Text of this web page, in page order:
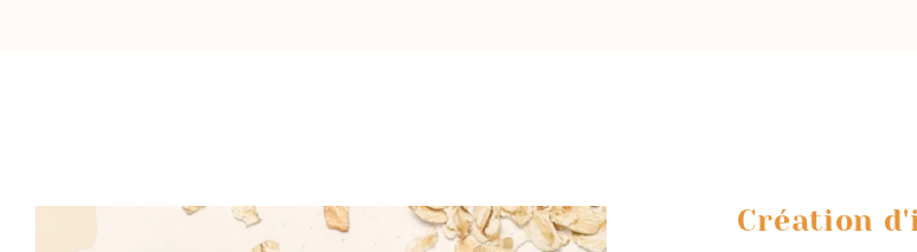
Création